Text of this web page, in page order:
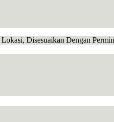
Disesuaikan Dengan